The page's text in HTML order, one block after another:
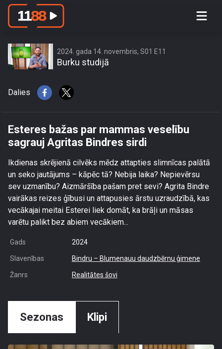
Esteres bažas par mammas veselību
2024. gada 14. novembris, S01 E11
Burku studijā
Dalies
Esteres bažas par mammas veselību
sagrauj Agritas Bindres sirdi
Ikdienas skrējienā cilvēks mēdz attapties slimnīcas palātā
un seko jautājums – kāpēc tā? Nebija laika? Nepievērsu
sev uzmanību? Aizmāršība pašam pret sevi? Agrita Bindre
vairākas reizes ģībusi un attapusies ārstu uzraudzībā, kas
vecākajai meitai Esterei liek domāt, ka brāļi un māsas
varētu palikt bez abiem vecākiem...
Gads 2024
Slavenības Bindru – Blumenauu daudzbērnu ģimene
Žanrs Realitātes šovi
Sezonas Klipi